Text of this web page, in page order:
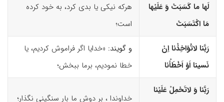
لَها ما کَسَبَتْ وَ عَلَیْها
مَا اکْتَسَبَتْ
هرکه نیکی یا بدی کرد، به خود کرده
است؛
رَبَّنا لاتُؤاخِذْنا اِنْ
نَسینا اَوْ اَخْطَأْنا
و گویند: «خدایا اگر فراموش کردیم، یا
خطا نمودیم، برما ببخش؛
رَبَّنا وَ لاتَحْمِلْ عَلَیْنا
خداوندا ، بر دوش ما بار سنگینی نگذار؛